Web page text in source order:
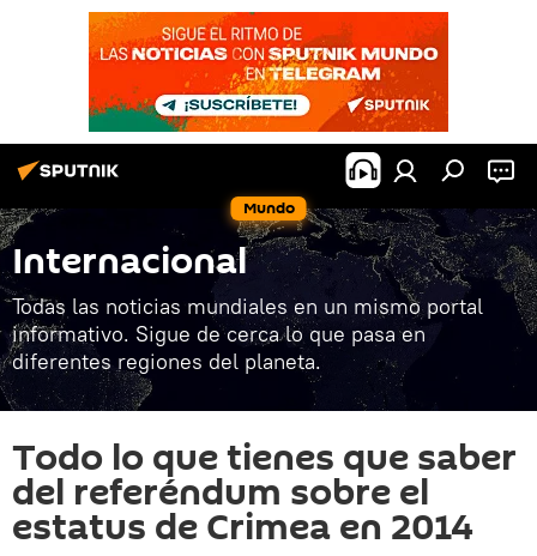
Mundo
Internacional
Todas las noticias mundiales en un mismo portal
informativo. Sigue de cerca lo que pasa en
diferentes regiones del planeta.
Todo lo que tienes que saber
del referéndum sobre el
estatus de Crimea en 2014